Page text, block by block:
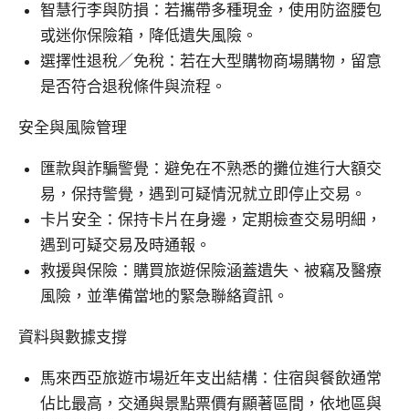
智慧行李與防損：若攜帶多種現金，使用防盜腰包
或迷你保險箱，降低遺失風險。
選擇性退稅／免稅：若在大型購物商場購物，留意
是否符合退稅條件與流程。
安全與風險管理
匯款與詐騙警覺：避免在不熟悉的攤位進行大額交
易，保持警覺，遇到可疑情況就立即停止交易。
卡片安全：保持卡片在身邊，定期檢查交易明細，
遇到可疑交易及時通報。
救援與保險：購買旅遊保險涵蓋遺失、被竊及醫療
風險，並準備當地的緊急聯絡資訊。
資料與數據支撐
馬來西亞旅遊市場近年支出結構：住宿與餐飲通常
佔比最高，交通與景點票價有顯著區間，依地區與